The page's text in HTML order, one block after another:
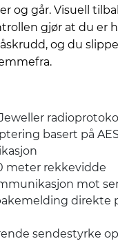
og går. Visuell
gjør at du er
og du
basert på
meter rekkevidde
mot
direkte
sendestyrke